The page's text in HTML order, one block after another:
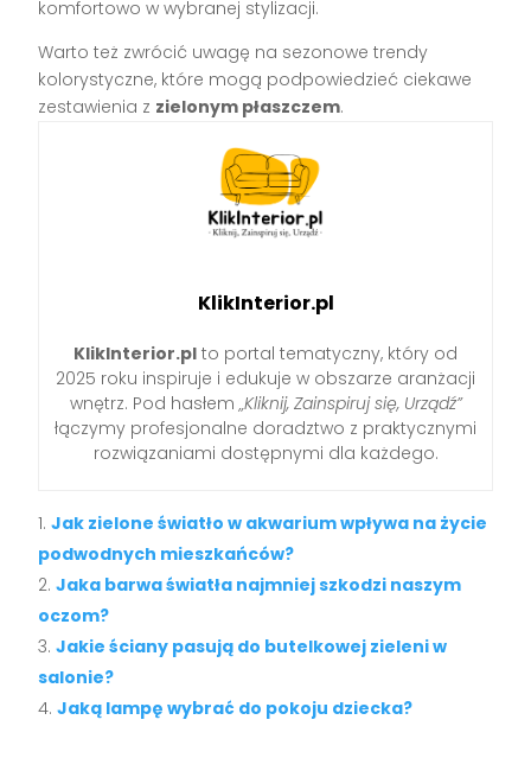
komfortowo w wybranej stylizacji.
Warto też zwrócić uwagę na sezonowe trendy
kolorystyczne, które mogą podpowiedzieć ciekawe
zestawienia z zielonym płaszczem.
KlikInterior.pl
KlikInterior.pl to portal tematyczny, który od
2025 roku inspiruje i edukuje w obszarze aranżacji
wnętrz. Pod hasłem „Kliknij, Zainspiruj się, Urządź”
łączymy profesjonalne doradztwo z praktycznymi
rozwiązaniami dostępnymi dla każdego.
Jak zielone światło w akwarium wpływa na życie
podwodnych mieszkańców?
Jaka barwa światła najmniej szkodzi naszym
oczom?
Jakie ściany pasują do butelkowej zieleni w
salonie?
Jaką lampę wybrać do pokoju dziecka?